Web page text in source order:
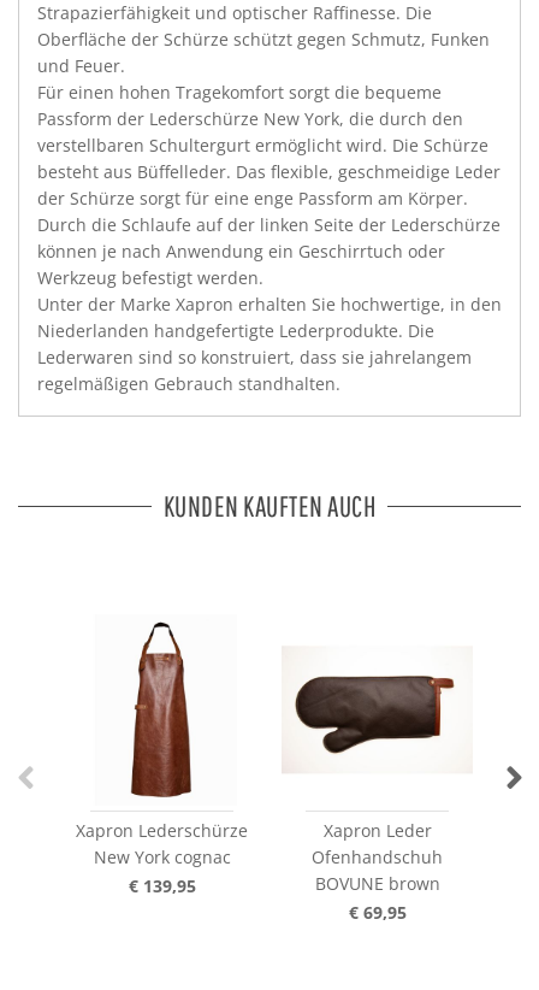
Strapazierfähigkeit und optischer Raffinesse. Die
Oberfläche der Schürze schützt gegen Schmutz, Funken
und Feuer.
Für einen hohen Tragekomfort sorgt die bequeme
Passform der Lederschürze New York, die durch den
verstellbaren Schultergurt ermöglicht wird. Die Schürze
besteht aus Büffelleder. Das flexible, geschmeidige Leder
der Schürze sorgt für eine enge Passform am Körper.
Durch die Schlaufe auf der linken Seite der Lederschürze
können je nach Anwendung ein Geschirrtuch oder
Werkzeug befestigt werden.
Unter der Marke Xapron erhalten Sie hochwertige, in den
Niederlanden handgefertigte Lederprodukte. Die
Lederwaren sind so konstruiert, dass sie jahrelangem
regelmäßigen Gebrauch standhalten.
KUNDEN KAUFTEN AUCH
Xapron Lederschürze
New York cognac
€ 139,95
Xapron Leder
Ofenhandschuh
BOVUNE brown
€ 69,95